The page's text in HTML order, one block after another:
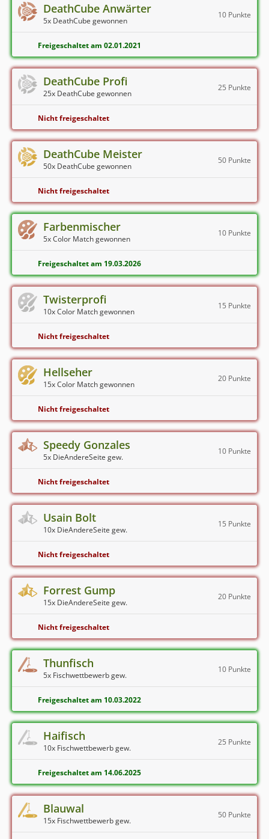
DeathCube Anwärter
5x DeathCube gewonnen
10 Punkte
Freigeschaltet am 02.01.2021
DeathCube Profi
25x DeathCube gewonnen
25 Punkte
Nicht freigeschaltet
DeathCube Meister
50x DeathCube gewonnen
50 Punkte
Nicht freigeschaltet
Farbenmischer
5x Color Match gewonnen
10 Punkte
Freigeschaltet am 19.03.2026
Twisterprofi
10x Color Match gewonnen
15 Punkte
Nicht freigeschaltet
Hellseher
15x Color Match gewonnen
20 Punkte
Nicht freigeschaltet
Speedy Gonzales
5x DieAndereSeite gew.
10 Punkte
Nicht freigeschaltet
Usain Bolt
10x DieAndereSeite gew.
15 Punkte
Nicht freigeschaltet
Forrest Gump
15x DieAndereSeite gew.
20 Punkte
Nicht freigeschaltet
Thunfisch
5x Fischwettbewerb gew.
10 Punkte
Freigeschaltet am 10.03.2022
Haifisch
10x Fischwettbewerb gew.
25 Punkte
Freigeschaltet am 14.06.2025
Blauwal
15x Fischwettbewerb gew.
50 Punkte